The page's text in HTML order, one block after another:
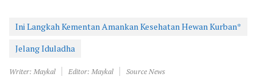
Ini Langkah Kementan Amankan Kesehatan Hewan Kurban*
Jelang Iduladha
Writer: Maykal Editor: Maykal Source News